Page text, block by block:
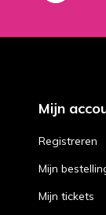
Mijn
Registreren
Mijn
Mijn tickets